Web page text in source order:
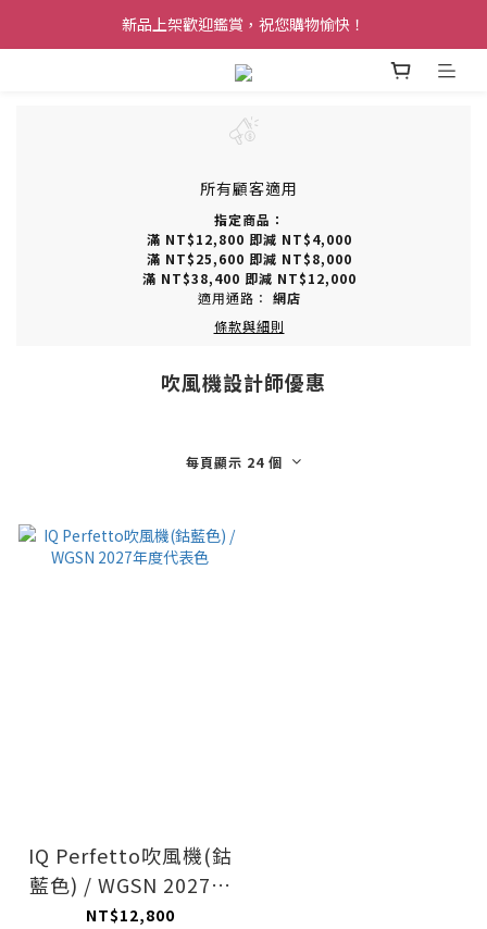
新品上架歡迎鑑賞，祝您購物愉快！
所有顧客適用
指定商品：
滿 NT$12,800 即減 NT$4,000
滿 NT$25,600 即減 NT$8,000
滿 NT$38,400 即減 NT$12,000
適用通路： 網店
條款與細則
吹風機設計師優惠
每頁顯示 24 個
IQ Perfetto吹風機(鈷
藍色) / WGSN 2027年
度代表色
NT$12,800